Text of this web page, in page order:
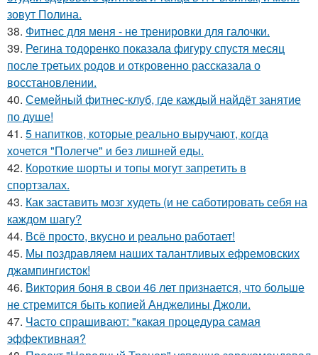
зовут Полина.
38. Фитнес для меня - не тренировки для галочки.
39. Регина тодоренко показала фигуру спустя месяц
после третьих родов и откровенно рассказала о
восстановлении.
40. Семейный фитнес-клуб, где каждый найдёт занятие
по душе!
41. 5 напитков, которые реально выручают, когда
хочется "Полегче" и без лишней еды.
42. Короткие шорты и топы могут запретить в
спортзалах.
43. Как заставить мозг худеть (и не саботировать себя на
каждом шагу?
44. Всё просто, вкусно и реально работает!
45. Мы поздравляем наших талантливых ефремовских
джампингисток!
46. Виктория боня в свои 46 лет признается, что больше
не стремится быть копией Анджелины Джоли.
47. Часто спрашивают: "какая процедура самая
эффективная?